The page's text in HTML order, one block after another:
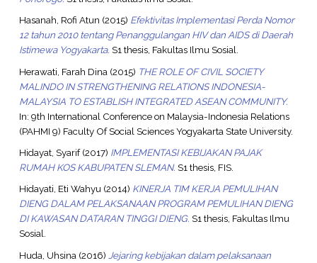
Hasanah, Rofi Atun (2015) Efektivitas Implementasi Perda Nomor
12 tahun 2010 tentang Penanggulangan HIV dan AIDS di Daerah
Istimewa Yogyakarta. S1 thesis, Fakultas Ilmu Sosial.
Herawati, Farah Dina (2015) THE ROLE OF CIVIL SOCIETY
MALINDO IN STRENGTHENING RELATIONS INDONESIA-
MALAYSIA TO ESTABLISH INTEGRATED ASEAN COMMUNITY.
In: 9th International Conference on Malaysia-Indonesia Relations
(PAHMI 9) Faculty Of Social Sciences Yogyakarta State University.
Hidayat, Syarif(2017) IMPLEMENTASI KEBIJAKAN PAJAK
RUMAH KOS KABUPATEN SLEMAN. S1 thesis, FIS.
Hidayati, Eti Wahyu(2014) KINERJA TIM KERJA PEMULIHAN
DIENG DALAM PELAKSANAAN PROGRAM PEMULIHAN DIENG
DI KAWASAN DATARAN TINGGI DIENG. S1 thesis, Fakultas Ilmu
Sosial.
Huda, Uhsina (2016) Jejaring kebijakan dalam pelaksanaan